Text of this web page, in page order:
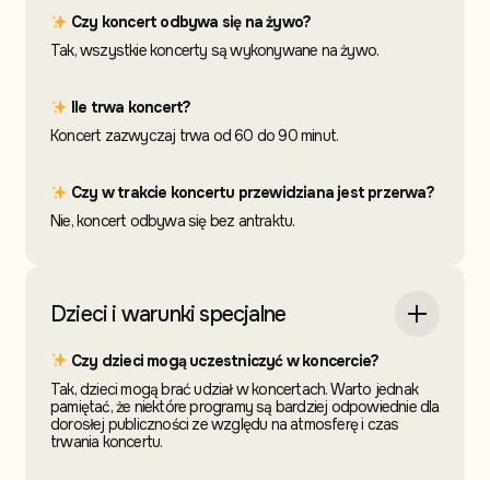
Czy koncert odbywa się na żywo?
Tak, wszystkie koncerty są wykonywane na żywo.
Ile trwa koncert?
Koncert zazwyczaj trwa od 60 do 90 minut.
Czy w trakcie koncertu przewidziana jest przerwa?
Nie, koncert odbywa się bez antraktu.
Dzieci i warunki specjalne
Czy dzieci mogą uczestniczyć w koncercie?
Tak, dzieci mogą brać udział w koncertach. Warto jednak
pamiętać, że niektóre programy są bardziej odpowiednie dla
dorosłej publiczności ze względu na atmosferę i czas
trwania koncertu.